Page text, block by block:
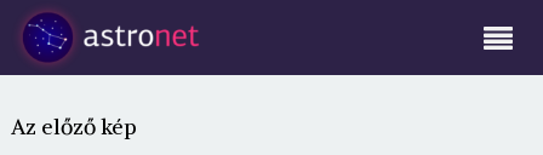
Az előző kép